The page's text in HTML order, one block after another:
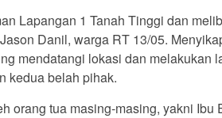
Lapangan 1 Tanah Tinggi dan
Danil, warga RT 13/05.
mendatangi lokasi dan melakukan
kedua belah pihak.
orang tua masing-masing, yakni Ibu